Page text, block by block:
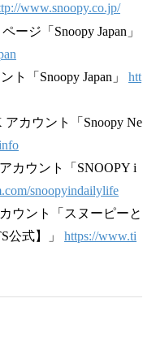
www.snoopy.co.jp/
ージ「Snoopy Japan」
ト「Snoopy Japan」 htt
カウント「Snoopy Ne
カウント「SNOOPY i
snoopyindailylife
ウント「スヌーピーと
公式】」 https://www.ti